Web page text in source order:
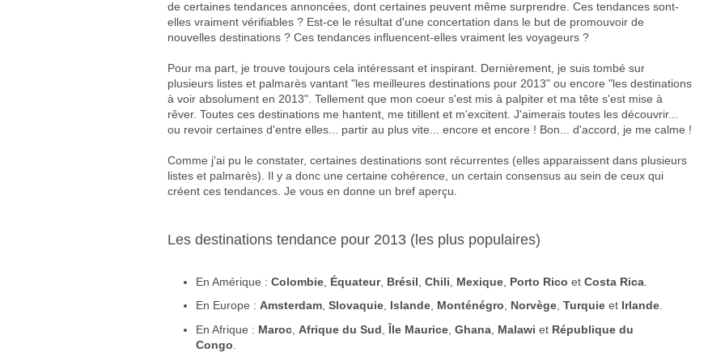
de certaines tendances annoncées, dont certaines peuvent même surprendre. Ces tendances sont-
elles vraiment vérifiables ? Est-ce le résultat d'une concertation dans le but de promouvoir de
nouvelles destinations ? Ces tendances influencent-elles vraiment les voyageurs ?
Pour ma part, je trouve toujours cela intéressant et inspirant. Dernièrement, je suis tombé sur
plusieurs listes et palmarès vantant "les meilleures destinations pour 2013" ou encore "les destinations
à voir absolument en 2013". Tellement que mon coeur s'est mis à palpiter et ma tête s'est mise à
rêver. Toutes ces destinations me hantent, me titillent et m'excitent. J'aimerais toutes les découvrir...
ou revoir certaines d'entre elles... partir au plus vite... encore et encore ! Bon... d'accord, je me calme !
Comme j'ai pu le constater, certaines destinations sont récurrentes (elles apparaissent dans plusieurs
listes et palmarès). Il y a donc une certaine cohérence, un certain consensus au sein de ceux qui
créent ces tendances. Je vous en donne un bref aperçu.
Les destinations tendance pour 2013 (les plus populaires)
En Amérique : Colombie Équateur, Brésil Chili Mexique Porto Rico et Costa Rica
En Europe : Amsterdam, Slovaquie, Islande, Monténégro, Norvège, Turquie et Irlande.
En Afrique : Maroc Afrique du Sud Île Maurice Ghana Malawi et République du
Congo